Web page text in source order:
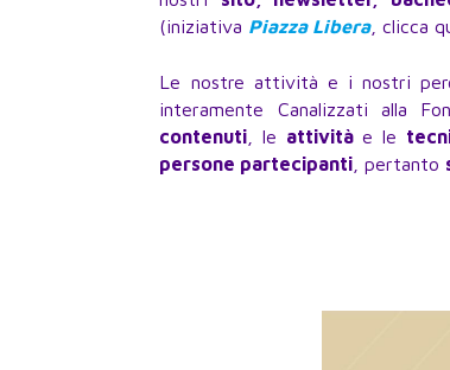
(iniziativa Piazza Libera, clicca
Le nostre attività e i nostri
interamente Canalizzati alla
contenuti , le attivitàe le
persone partecipanti , pertanto